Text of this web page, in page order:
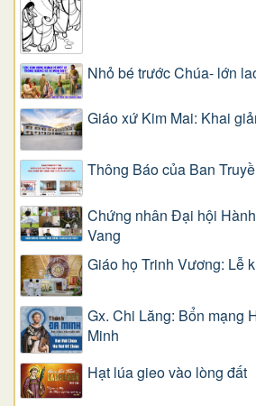
Nhỏ bé trước Chúa- lớn
Giáo xứ Kim Mai: Khai
Thông Báo của Ban
Chứng nhân Đại hội
Vang
Giáo họ Trinh Vương: Lễ
Gx. Chi Lăng: Bổn mạng
Minh
Hạt lúa gieo vào lòng đất